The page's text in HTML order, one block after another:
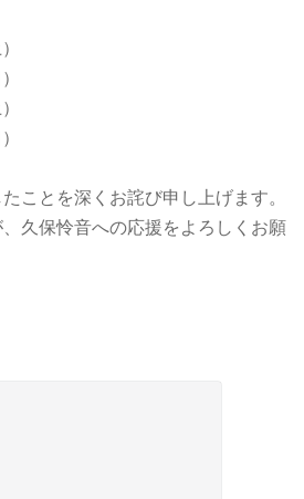
ことを深くお詫び申し上げます。
久保怜音への応援をよろしくお願